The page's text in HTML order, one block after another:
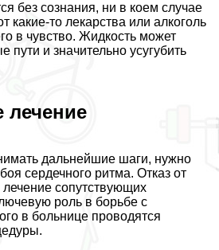
без сознания, ни в коем случае
какие-то лекарства или алкоголь
в чувство. Жидкость может
пути и значительно усугубить
дальнейшие шаги, нужно
сердечного ритма. Отказ от
лечение сопутствующих
роль в борьбе с
в больнице проводятся